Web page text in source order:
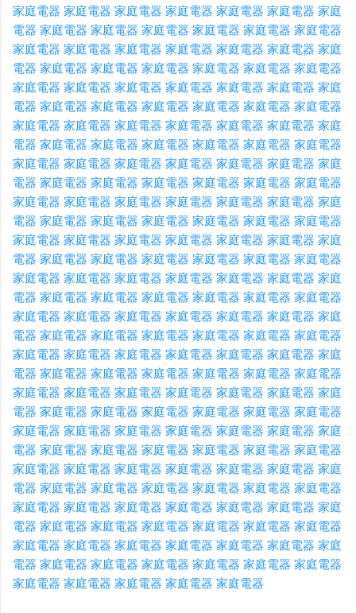
家庭電器 家庭電器 家庭電器 家庭電器 家庭電器 家庭電器 家庭
電器 家庭電器 家庭電器 家庭電器 家庭電器 家庭電器 家庭電器
家庭電器 家庭電器 家庭電器 家庭電器 家庭電器 家庭電器 家庭
電器 家庭電器 家庭電器 家庭電器 家庭電器 家庭電器 家庭電器
家庭電器 家庭電器 家庭電器 家庭電器 家庭電器 家庭電器 家庭
電器 家庭電器 家庭電器 家庭電器 家庭電器 家庭電器 家庭電器
家庭電器 家庭電器 家庭電器 家庭電器 家庭電器 家庭電器 家庭
電器 家庭電器 家庭電器 家庭電器 家庭電器 家庭電器 家庭電器
家庭電器 家庭電器 家庭電器 家庭電器 家庭電器 家庭電器 家庭
電器 家庭電器 家庭電器 家庭電器 家庭電器 家庭電器 家庭電器
家庭電器 家庭電器 家庭電器 家庭電器 家庭電器 家庭電器 家庭
電器 家庭電器 家庭電器 家庭電器 家庭電器 家庭電器 家庭電器
家庭電器 家庭電器 家庭電器 家庭電器 家庭電器 家庭電器 家庭
電器 家庭電器 家庭電器 家庭電器 家庭電器 家庭電器 家庭電器
家庭電器 家庭電器 家庭電器 家庭電器 家庭電器 家庭電器 家庭
電器 家庭電器 家庭電器 家庭電器 家庭電器 家庭電器 家庭電器
家庭電器 家庭電器 家庭電器 家庭電器 家庭電器 家庭電器 家庭
電器 家庭電器 家庭電器 家庭電器 家庭電器 家庭電器 家庭電器
家庭電器 家庭電器 家庭電器 家庭電器 家庭電器 家庭電器 家庭
電器 家庭電器 家庭電器 家庭電器 家庭電器 家庭電器 家庭電器
家庭電器 家庭電器 家庭電器 家庭電器 家庭電器 家庭電器 家庭
電器 家庭電器 家庭電器 家庭電器 家庭電器 家庭電器 家庭電器
家庭電器 家庭電器 家庭電器 家庭電器 家庭電器 家庭電器 家庭
電器 家庭電器 家庭電器 家庭電器 家庭電器 家庭電器 家庭電器
家庭電器 家庭電器 家庭電器 家庭電器 家庭電器 家庭電器 家庭
電器 家庭電器 家庭電器 家庭電器 家庭電器 家庭電器 家庭電器
家庭電器 家庭電器 家庭電器 家庭電器 家庭電器 家庭電器 家庭
電器 家庭電器 家庭電器 家庭電器 家庭電器 家庭電器 家庭電器
家庭電器 家庭電器 家庭電器 家庭電器 家庭電器 家庭電器 家庭
電器 家庭電器 家庭電器 家庭電器 家庭電器 家庭電器 家庭電器
家庭電器 家庭電器 家庭電器 家庭電器 家庭電器